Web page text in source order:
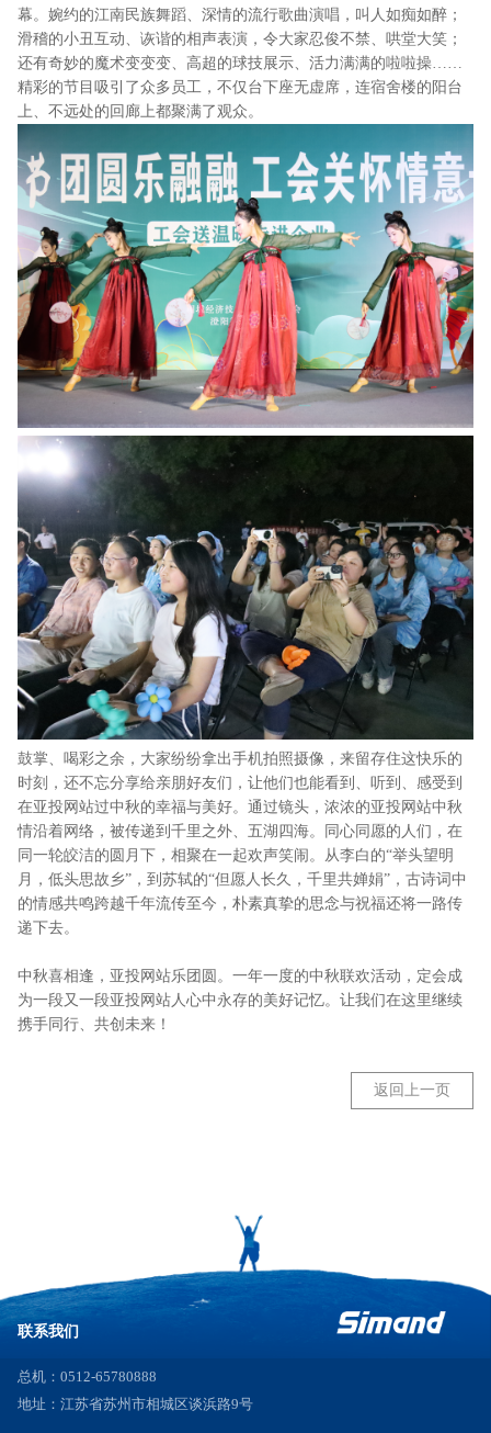
幕。婉约的江南民族舞蹈、深情的流行歌曲演唱，叫人如痴如醉；
滑稽的小丑互动、诙谐的相声表演，令大家忍俊不禁、哄堂大笑；
还有奇妙的魔术变变变、高超的球技展示、活力满满的啦啦操……
精彩的节目吸引了众多员工，不仅台下座无虚席，连宿舍楼的阳台
上、不远处的回廊上都聚满了观众。
鼓掌、喝彩之余，大家纷纷拿出手机拍照摄像，来留存住这快乐的
时刻，还不忘分享给亲朋好友们，让他们也能看到、听到、感受到
在亚投网站过中秋的幸福与美好。通过镜头，浓浓的亚投网站中秋
情沿着网络，被传递到千里之外、五湖四海。同心同愿的人们，在
同一轮皎洁的圆月下，相聚在一起欢声笑闹。从李白的“举头望明
月，低头思故乡”，到苏轼的“但愿人长久，千里共婵娟”，古诗词中
的情感共鸣跨越千年流传至今，朴素真挚的思念与祝福还将一路传
递下去。
中秋喜相逢，亚投网站乐团圆。一年一度的中秋联欢活动，定会成
为一段又一段亚投网站人心中永存的美好记忆。让我们在这里继续
携手同行、共创未来！
返回上一页
联系我们
总机：0512-65780888
地址：江苏省苏州市相城区谈浜路9号